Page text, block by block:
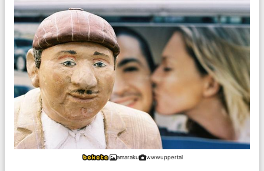
amaraku wwwuppertal